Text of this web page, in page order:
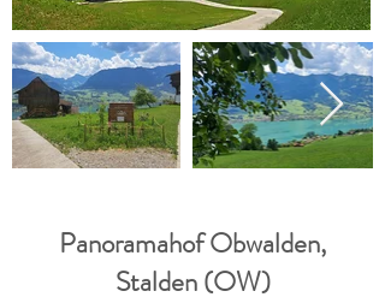
Panoramahof Obwalden,
Stalden (OW)